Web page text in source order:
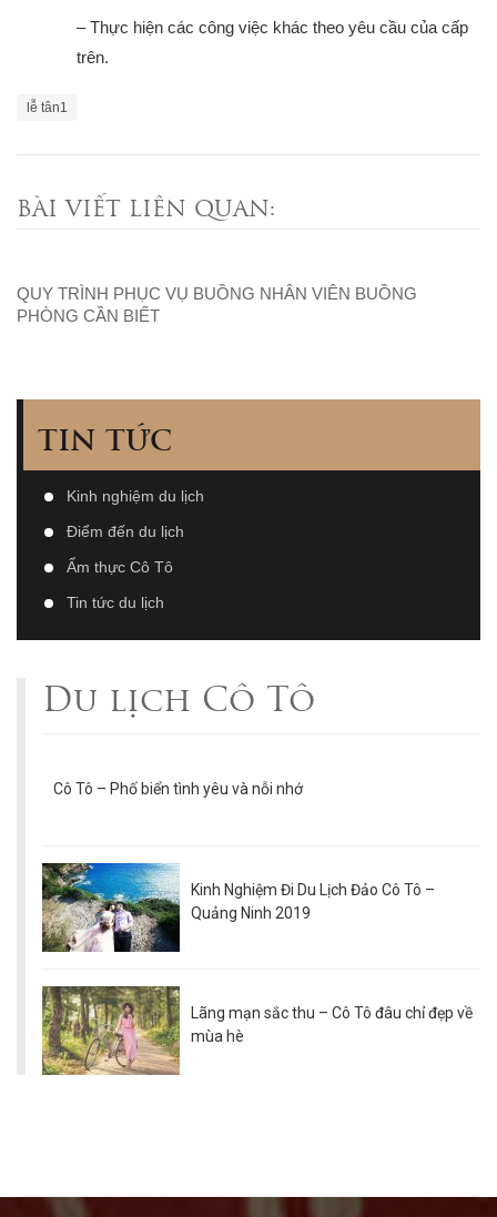
TIN TỨC
Kinh nghiệm du lịch
Điểm đến du lịch
Ẩm thực Cô Tô
Tin tức du lịch
Du lịch Cô Tô
Cô Tô – Phố biển tình yêu và nỗi nhớ
Kinh Nghiệm Đi Du Lịch Đảo Cô Tô –
Quảng Ninh 2019
Lãng mạn sắc thu – Cô Tô đâu chỉ đẹp về
mùa hè
– Thực hiện các công việc khác theo yêu cầu của cấp
trên.
lễ tân1
BÀI VIẾT LIÊN QUAN:
QUY TRÌNH PHỤC VỤ BUỒNG NHÂN VIÊN BUỒNG
PHÒNG CẦN BIẾT